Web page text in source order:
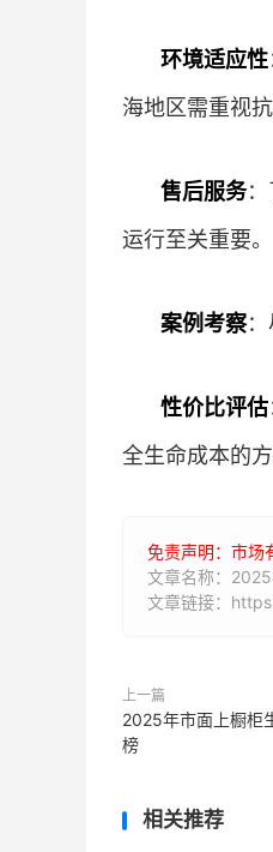
环境适应性
海地区需重视
售后服务：
运行至关重要。
案例考察：
性价比评估
全生命成本的方
免责声明：市场
文章名称：
文章链接：
上一篇
2025年市面上橱柜
榜
相关推荐